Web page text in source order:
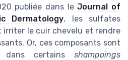
publiée dans leJournal of
Dermatology, les sulfates
irriter le cuir chevelu et rendre
Or, ces composants sont
dans certains shampoings